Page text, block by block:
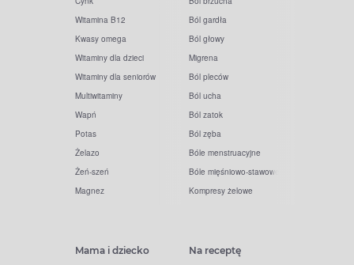
Witamina B12
Kwasy omega
Witaminy dla dzieci
Witaminy dla seniorów
Multiwitaminy
Wapń
Potas
Żelazo
Żeń-szeń
Magnez
Ból gardła
Ból głowy
Migrena
Ból pleców
Ból ucha
Ból zatok
Ból zęba
Bóle menstruacyjne
Bóle mięśniowo-stawowe
Kompresy żelowe
Mama i dziecko Na receptę